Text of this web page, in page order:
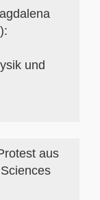
und
aus